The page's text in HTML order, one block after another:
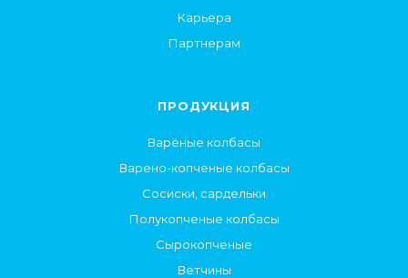
Карьера
Партнерам
ПРОДУКЦИЯ
Варёные колбасы
Варено-копченые колбасы
Сосиски, сардельки
Полукопченые колбасы
Сырокопченые
Ветчины